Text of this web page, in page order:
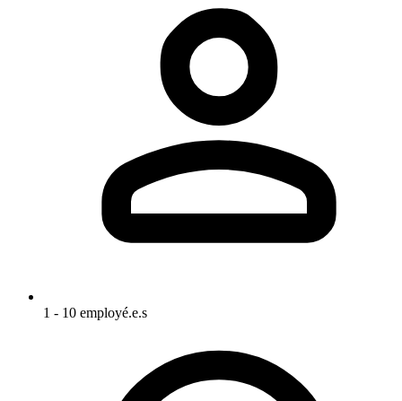
1 - 10 employé.e.s